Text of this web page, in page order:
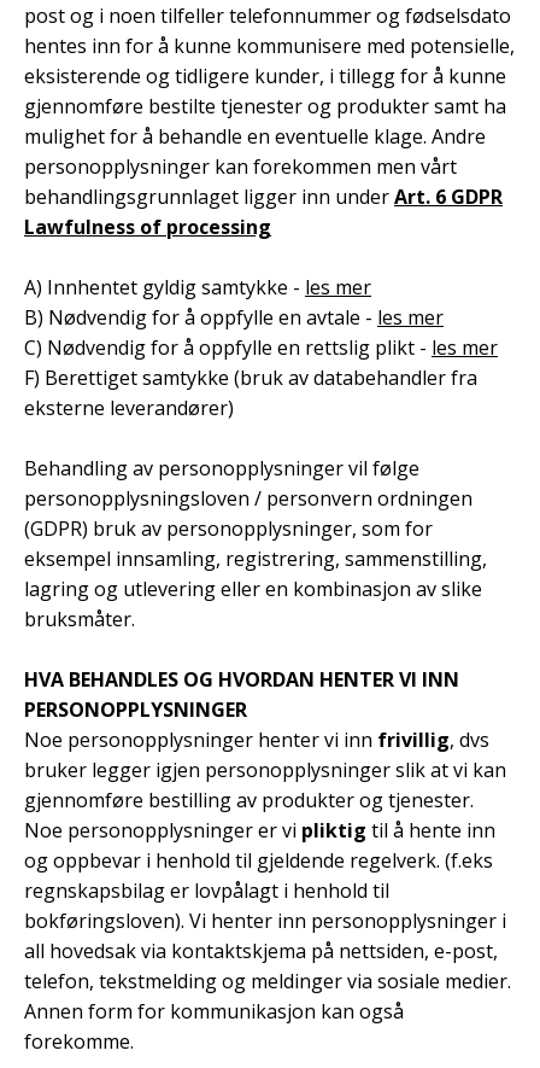
post og i noen tilfeller telefonnummer og fødselsdato
hentes inn for å kunne kommunisere med potensielle,
eksisterende og tidligere kunder, i tillegg for å kunne
gjennomføre bestilte tjenester og produkter samt ha
mulighet for å behandle en eventuelle klage. Andre
personopplysninger kan forekommen men vårt
behandlingsgrunnlaget ligger inn underArt. 6 GDPR
Lawfulness of processing
A) Innhentet gyldig samtykke - les mer
B) Nødvendig for å oppfylle en avtale - les mer
C) Nødvendig for å oppfylle en rettslig plikt - les mer
F) Berettiget samtykke (bruk av databehandler fra
eksterne leverandører)
Behandling av personopplysninger vil følge
personopplysningsloven / personvern ordningen
(GDPR) bruk av personopplysninger, som for
eksempel innsamling, registrering, sammenstilling,
lagring og utlevering eller en kombinasjon av slike
bruksmåter.
HVA BEHANDLES OG HVORDAN HENTER VI INN
PERSONOPPLYSNINGER
Noe personopplysninger henter vi inn frivillig, dvs
bruker legger igjen personopplysninger slik at vi kan
gjennomføre bestilling av produkter og tjenester.
Noe personopplysninger er vi pliktig til å hente inn
og oppbevar i henhold til gjeldende regelverk. (f.eks
regnskapsbilag er lovpålagt i henhold til
bokføringsloven). Vi henter inn personopplysninger i
all hovedsak via kontaktskjema på nettsiden, e-post,
telefon, tekstmelding og meldinger via sosiale medier.
Annen form for kommunikasjon kan også
forekomme.